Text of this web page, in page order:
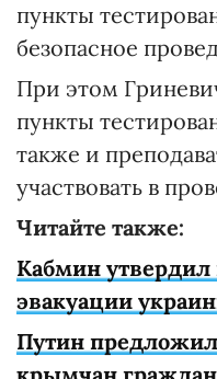
пункты
безопасное
При этом
пункты
также и
участвовать в
Читайте также:
Кабмин
эвакуации
Путин